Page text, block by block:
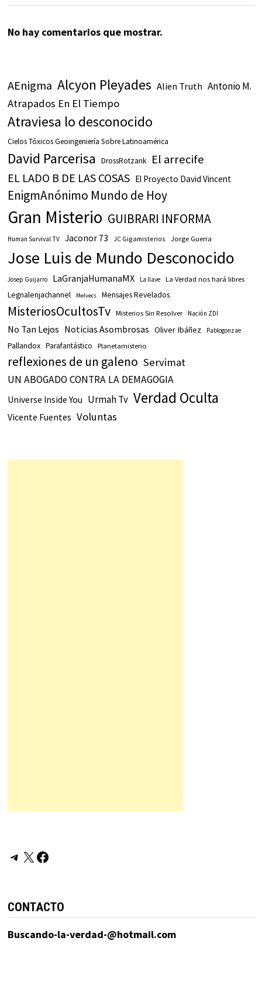
No hay comentarios que mostrar.
AEnigma Alcyon Pleyades Alien Truth Antonio M.
Atrapados En El Tiempo
Atraviesa lo desconocido
Cielos Tóxicos Geoingeniería Sobre Latinoamérica
David Parcerisa DrossRotzank El arrecife
EL LADO B DE LAS COSAS El Proyecto David Vincent
EnigmAnónimo Mundo de Hoy
Gran Misterio GUIBRARI INFORMA
Human Survival TV Jaconor 73 JC Gigamisterios Jorge Guerra
Jose Luis de Mundo Desconocido
Josep Guijarro LaGranjaHumanaMX La llave La Verdad nos hará libres
Legnalenjachannel Melvecs Mensajes Revelados
MisteriosOcultosTv Misterios Sin Resolver Nación ZDI
No Tan Lejos Noticias Asombrosas Oliver Ibáñez Pablogonzae
Pallandox Parafantástico Planetamisterio
reflexiones de un galeno Servimat
UN ABOGADO CONTRA LA DEMAGOGIA
Universe Inside You Urmah Tv Verdad Oculta
Vicente Fuentes Voluntas
Telegram
X Facebook
CONTACTO
Buscando-la-verdad-@hotmail.com